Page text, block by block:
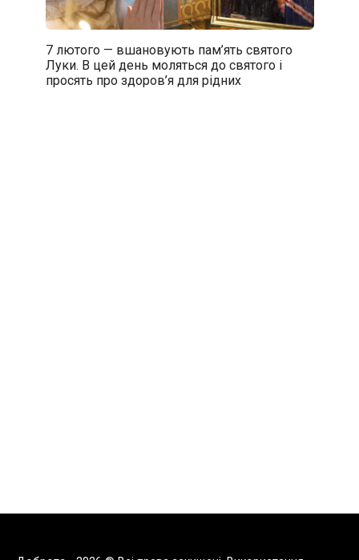
7 лютого — вшановують пам’ять святого
Луки. В цей день моляться до святого і
просять про здоров’я для рідних